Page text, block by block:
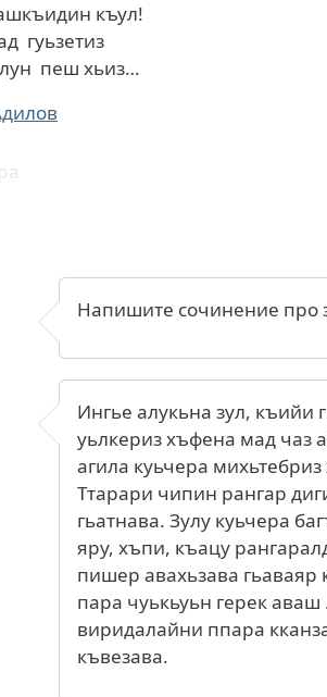
къул!
гуьзетиз
пеш хьиз…
Напишите сочинение про
Ингье алукьна зул, къийи
уьлкериз хъфена мад
агила куьчера
Ттарари чипин рангар
гьатнава. Зулу куьчера
яру, хъпи, къацу
пишер авахьзава гьаваяр
пара чуькьуьн герек аваш
виридалайни ппара
къвезава.